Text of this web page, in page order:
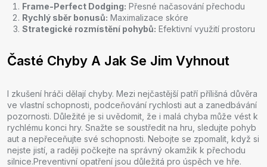
Frame-Perfect Dodging: Přesné načasování přechodu
Rychlý sběr bonusů: Maximalizace skóre
Strategické rozmístění pohybů: Efektivní využití prostoru
Časté Chyby A Jak Se Jim Vyhnout
I zkušení hráči dělají chyby. Mezi nejčastější patří přílišná důvěra
ve vlastní schopnosti, podceňování rychlosti aut a zanedbávání
pozornosti. Důležité je si uvědomit, že i malá chyba může vést k
rychlému konci hry. Snažte se soustředit na hru, sledujte pohyb
aut a nepřeceňujte své schopnosti. Nebojte se zpomalit, když si
nejste jistí, a raději počkejte na správný okamžik k přechodu
silnice.Preventivní opatření jsou důležitá pro úspěch ve hře.